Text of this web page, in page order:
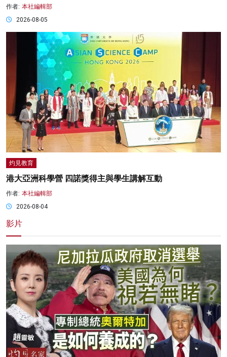
作者: 本社編輯部
2026-08-05
灼見教育
港大亞洲科學營 四諾獎得主與學生講解互動
作者: 本社編輯部
2026-08-04
影片